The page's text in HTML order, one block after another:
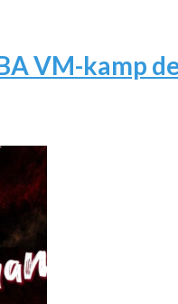
VM-kamp